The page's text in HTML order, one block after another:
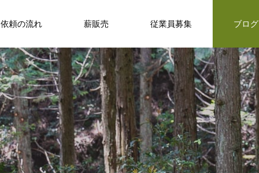
依頼の流れ 薪販売 従業員募集 ブログ